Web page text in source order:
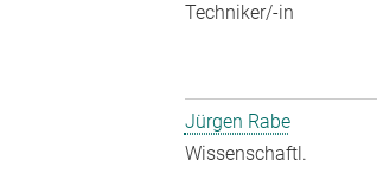
Techniker/-in
Jürgen Rabe
Wissenschaftl.